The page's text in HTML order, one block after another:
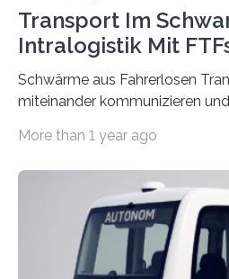
Transport Im
Intralogistik Mit
Schwärme aus Fahrerlosen
miteinander kommunizieren
An dieser innovativen Idee
das Fraunhofer Institut für
die kommunikationstechnische
untersucht das IPH – Institut
Hannover gGmbH anhand von
Materialflusssimulationen, ob
More than 1 year ago